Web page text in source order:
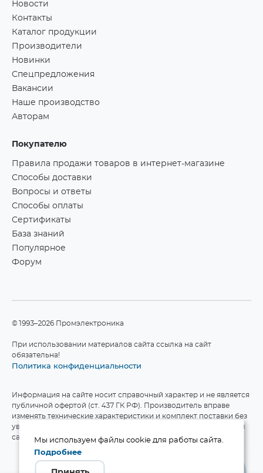
Новости
Контакты
Каталог продукции
Производители
Новинки
Спецпредложения
Вакансии
Наше производство
Авторам
Покупателю
Правила продажи товаров в интернет-магазине
Способы доставки
Вопросы и ответы
Способы оплаты
Сертификаты
База знаний
Популярное
Форум
©1993–2026 Промэлектроника
При использовании материалов сайта ссылка на сайт
обязательна!
Политика конфиденциальности
Информация на сайте носит справочный характер и не является
публичной офертой (ст. 437 ГК РФ). Производитель вправе
изменять технические характеристики и комплект поставки без
уведомления. Актуальные данные приведены на официальном
сайте производителя.
Мы используем файлы cookie для работы сайта.
Подробнее